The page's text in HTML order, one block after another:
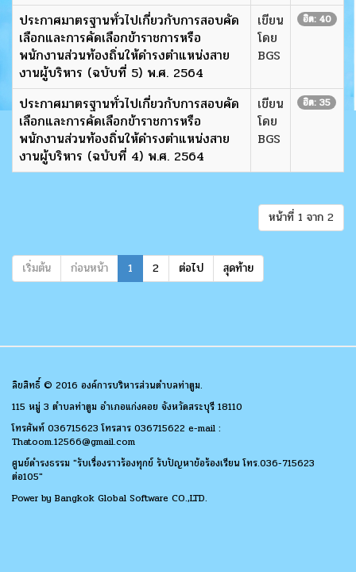
ประกาศมาตรฐานทั่วไปเกี่ยวกับการสอบคัด
เลือกและการคัดเลือกข้าราชการหรือ
พนักงานส่วนท้องถิ่นให้ดำรงตำแหน่งสาย
งานผู้บริหาร (ฉบับที่ 5) พ.ศ. 2564
เขียน
โดย
BGS
ฮิต: 40
ประกาศมาตรฐานทั่วไปเกี่ยวกับการสอบคัด
เลือกและการคัดเลือกข้าราชการหรือ
พนักงานส่วนท้องถิ่นให้ดำรงตำแหน่งสาย
งานผู้บริหาร (ฉบับที่ 4) พ.ศ. 2564
เขียน
โดย
BGS
ฮิต: 35
หน้าที่ 1 จาก 2
เริ่มต้น ก่อนหน้า 1 2 ต่อไป สุดท้าย
ลิขสิทธิ์ © 2016 องค์การบริหารส่วนตำบลท่าตูม.
115 หมู่ 3 ตำบลท่าตูม อำเภอแก่งคอย จังหวัดสระบุรี 18110
โทรศัพท์ 036715623 โทรสาร 036715622 e-mail :
Thatoom.12566@gmail.com
ศูนย์ดำรงธรรม "รับเรื่องราวร้องทุกข์ รับปัญหาข้อร้องเรียน โทร.036-715623
ต่อ105"
Power by Bangkok Global Software CO.,LTD.